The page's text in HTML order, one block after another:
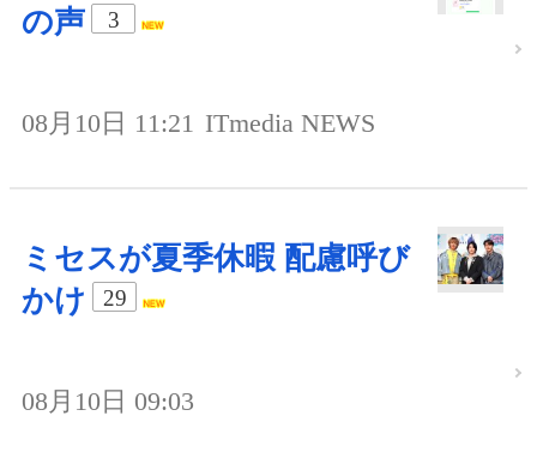
の声
3
08月10日 11:21 ITmedia NEWS
ミセスが夏季休暇 配慮呼び
かけ
29
08月10日 09:03